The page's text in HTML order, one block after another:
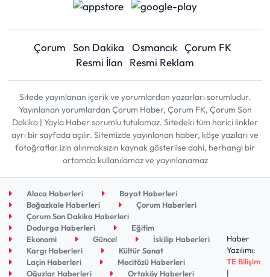
Çorum Son Dakika Osmancık Çorum FK
Resmi İlan
Resmi Reklam
Sitede yayınlanan içerik ve yorumlardan yazarları sorumludur.
Yayınlanan yorumlardan Çorum Haber, Çorum FK, Çorum Son
Dakika | Yayla Haber sorumlu tutulamaz. Sitedeki tüm harici linkler
ayrı bir sayfada açılır. Sitemizde yayınlanan haber, köşe yazıları ve
fotoğraflar izin alınmaksızın kaynak gösterilse dahi, herhangi bir
ortamda kullanılamaz ve yayınlanamaz
Alaca Haberleri
Bayat Haberleri
Boğazkale Haberleri
Çorum Haberleri
Çorum Son Dakika Haberleri
Dodurga Haberleri
Eğitim
Ekonomi
Güncel
İskilip Haberleri
Kargı Haberleri
Kültür Sanat
Laçin Haberleri
Mecitözü Haberleri
Oğuzlar Haberleri
Ortaköy Haberleri
Haber
Yazılımı:
TE Bilişim
|